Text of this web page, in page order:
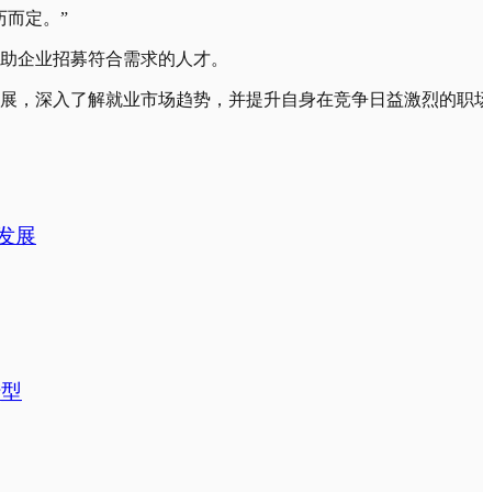
而定。”
企业招募符合需求的人才。
深入了解就业市场趋势，并提升自身在竞争日益激烈的职
展